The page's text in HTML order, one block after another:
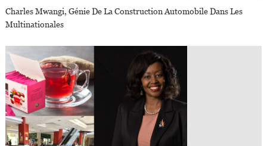
Charles Mwangi, Génie De La Construction Automobile Dans Les
Multinationales